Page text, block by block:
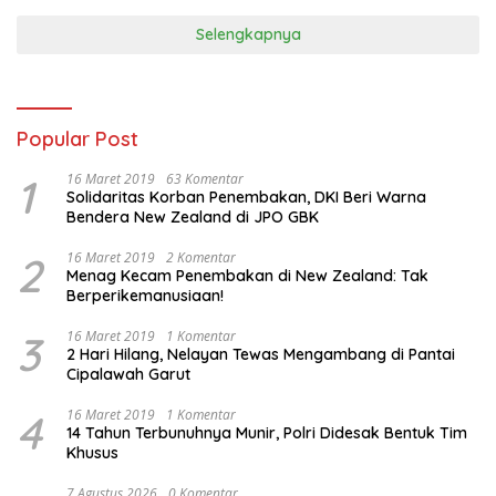
Selengkapnya
Popular Post
1 16 Maret 2019 63 Komentar
Solidaritas Korban Penembakan, DKI Beri Warna
Bendera New Zealand di JPO GBK
2 16 Maret 2019 2 Komentar
Menag Kecam Penembakan di New Zealand: Tak
Berperikemanusiaan!
3 16 Maret 2019 1 Komentar
2 Hari Hilang, Nelayan Tewas Mengambang di Pantai
Cipalawah Garut
4 16 Maret 2019 1 Komentar
14 Tahun Terbunuhnya Munir, Polri Didesak Bentuk Tim
Khusus